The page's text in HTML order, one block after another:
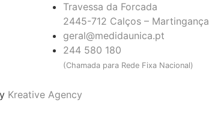
Travessa da Forcada
2445-712 Calços – Martingança
geral@medidaunica.pt
244 580 180
(Chamada para Rede Fixa Nacional)
Kreative Agency